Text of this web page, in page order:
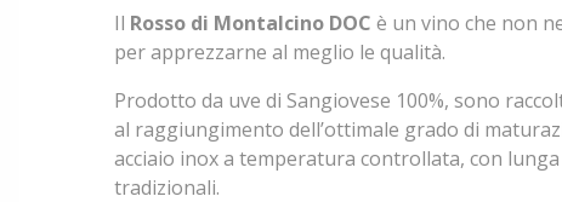
Il Rosso di Montalcino DOC è un vino che non
per apprezzarne al meglio le qualità.
Prodotto da uve di Sangiovese 100%, sono
al raggiungimento dell’ottimale grado di
acciaio inox a temperatura controllata, con
tradizionali.